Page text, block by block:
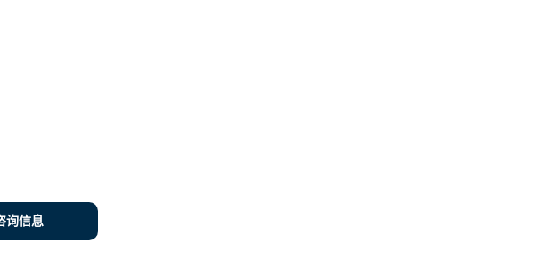
询信息